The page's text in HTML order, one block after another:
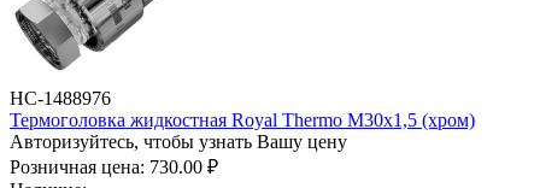
НС-1488976
Термоголовка жидкостная Royal Thermo М30х1,5 (хром)
Авторизуйтесь, чтобы узнать Вашу цену
Розничная цена: 730.00 ₽